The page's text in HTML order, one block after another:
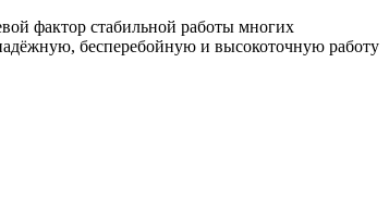
фактор стабильной работы многих
бесперебойную и высокоточную работу